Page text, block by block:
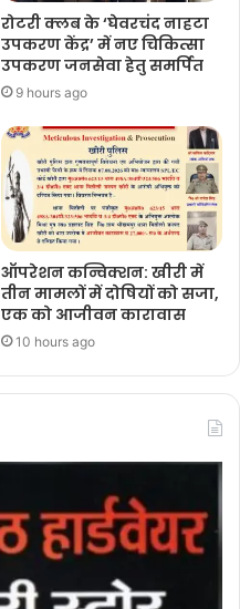
रोटरी क्लब के ‘घेवरचंद नाहटा
उपकरण केंद्र’ में नए चिकित्सा
उपकरण जनसेवा हेतु समर्पित
9 hours ago
ऑपरेशन कन्विक्शन: खीरी में
तीन मामलों में दोषियों को सजा,
एक को आजीवन कारावास
10 hours ago